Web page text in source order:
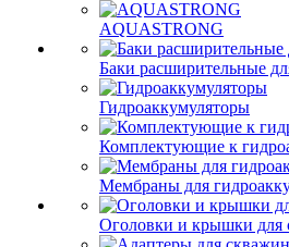
AQUASTRONG
Баки расширительные
Гидроаккумуляторы
Комплектующие к
Мембраны для
Оголовки и крышки для